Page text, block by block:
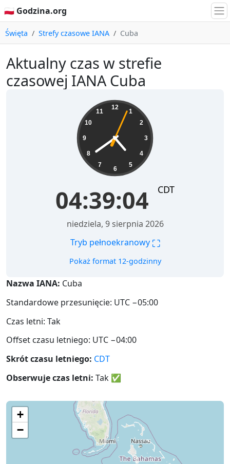
🇵🇱 Godzina.org
Święta Strefy czasowe IANA Cuba
Aktualny czas w strefie
czasowej IANA Cuba
12
1
2
3
4
5
6
7
8
9
10
11
04:39:04 CDT
niedziela, 9 sierpnia 2026
Tryb pełnoekranowy ⛶
Pokaż format 12-godzinny
Nazwa IANA: Cuba
Standardowe przesunięcie: UTC −05:00
Czas letni: Tak
Offset czasu letniego: UTC −04:00
Skrót czasu letniego: CDT
Obserwuje czas letni: Tak ✅
+
−